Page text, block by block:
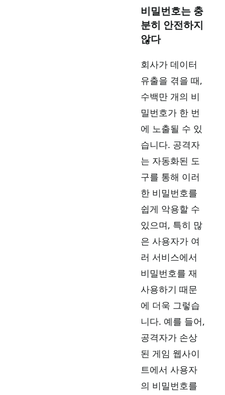
비밀번호는 충
분히 안전하지
않다
회사가 데이터
유출을 겪을 때,
수백만 개의 비
밀번호가 한 번
에 노출될 수 있
습니다. 공격자
는 자동화된 도
구를 통해 이러
한 비밀번호를
쉽게 악용할 수
있으며, 특히 많
은 사용자가 여
러 서비스에서
비밀번호를 재
사용하기 때문
에 더욱 그렇습
니다. 예를 들어,
공격자가 손상
된 게임 웹사이
트에서 사용자
의 비밀번호를